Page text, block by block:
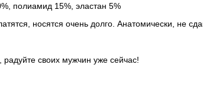
полиамид 15%, эластан 5%
носятся очень долго. Анатомически, не
радуйте своих мужчин уже сейчас!